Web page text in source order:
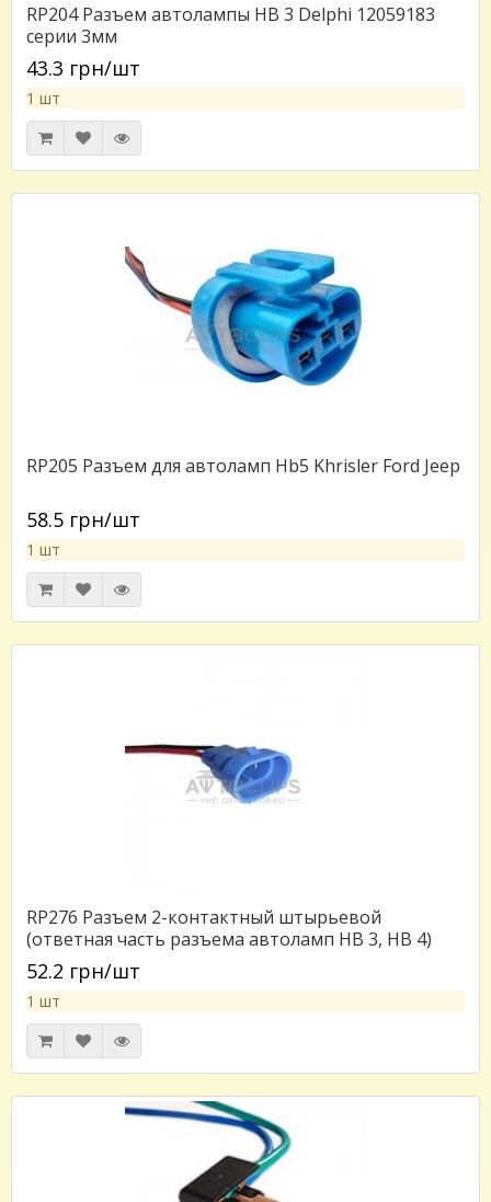
RP204 Разъем автолампы HB 3 Delphi 12059183
серии 3мм
43.3 грн/шт
1 шт
RP205 Разъем для автоламп Hb5 Khrisler Ford Jeep
58.5 грн/шт
1 шт
RP276 Разъем 2-контактный штырьевой
(ответная часть разъема автоламп HB 3, HB 4)
серии 2,8мм
52.2 грн/шт
1 шт